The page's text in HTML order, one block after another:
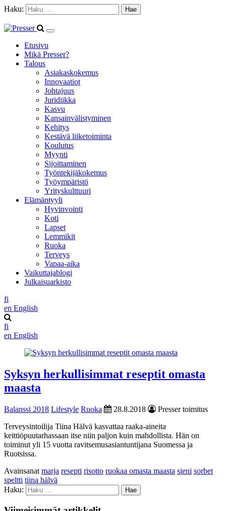
Haku:
Etusivu
Mikä Presser?
Talous
Asiakaskokemus
Innovaatiot
Johtajuus
Juridiikka
Kasvu
Kansainvälistyminen
Kehitys
Kestävä liiketoiminta
Koulutus
Myynti
Sijoittaminen
Työntekijäkokemus
Työympäristö
Yrityskulttuuri
Elämäntyyli
Hyvinvointi
Koti
Lapset
Lemmikit
Ruoka
Terveys
Vapaa-aika
Vaikuttajablogi
Julkaisuarkisto
fi
en English
fi
en English
Syksyn herkullisimmat reseptit omasta
maasta
Balanssi 2018 Lifestyle Ruoka 28.8.2018
Presser toimitus
Terveysintoilija Tiina Hälvä kasvattaa raaka-aineita
keittiöpuutarhassaan itse niin paljon kuin mahdollista. Hän on
toiminut yli 15 vuotta ravitsemusasiantuntijana Suomessa ja
Ruotsissa.
Avainsanat marja resepti risotto ruokaa omasta maasta sieni sorbet
speltti tiina hälvä
Haku: